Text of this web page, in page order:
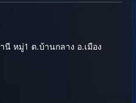
หมู่1 ต.บ้านกลาง อ.เมือง